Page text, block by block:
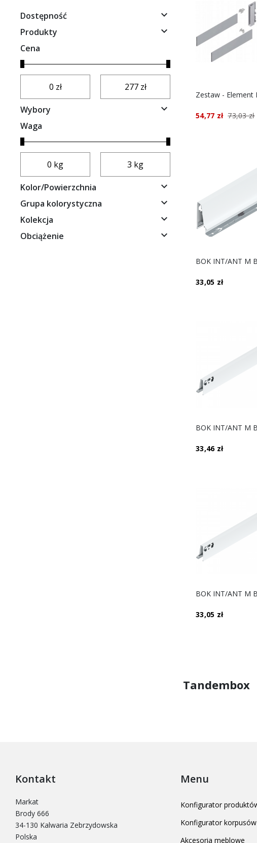
Dostępność 
Produkty 
Cena
Wybory 
Waga
Kolor/Powierzchnia 
Grupa kolorystyczna 
Kolekcja 
Obciążenie 
54,77 zł 73,03 zł
33,05 zł
33,46 zł
33,05 zł
Tandembox
Kontakt
Markat
Brody 666
34-130 Kalwaria Zebrzydowska
Polska
Menu
Konfigurator
Konfigurator
Akcesoria meblowe